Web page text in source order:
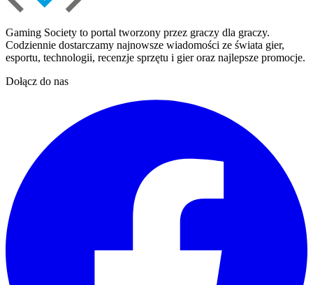
Gaming Society to portal tworzony przez graczy dla graczy.
Codziennie dostarczamy najnowsze wiadomości ze świata gier,
esportu, technologii, recenzje sprzętu i gier oraz najlepsze promocje.
Dołącz do nas